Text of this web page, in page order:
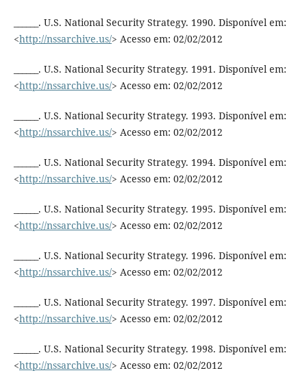
______. U.S. National Security Strategy. 1990. Disponível em:
<http://nssarchive.us/> Acesso em: 02/02/2012
______. U.S. National Security Strategy. 1991. Disponível em:
<http://nssarchive.us/> Acesso em: 02/02/2012
______. U.S. National Security Strategy. 1993. Disponível em:
<http://nssarchive.us/> Acesso em: 02/02/2012
______. U.S. National Security Strategy. 1994. Disponível em:
<http://nssarchive.us/> Acesso em: 02/02/2012
______. U.S. National Security Strategy. 1995. Disponível em:
<http://nssarchive.us/> Acesso em: 02/02/2012
______. U.S. National Security Strategy. 1996. Disponível em:
<http://nssarchive.us/> Acesso em: 02/02/2012
______. U.S. National Security Strategy. 1997. Disponível em:
<http://nssarchive.us/> Acesso em: 02/02/2012
______. U.S. National Security Strategy. 1998. Disponível em:
<http://nssarchive.us/> Acesso em: 02/02/2012